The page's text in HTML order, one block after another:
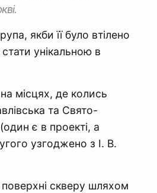
якби її було втілено
унікальною в
місцях, де колись
та Свято-
є в проекті, а
узгоджено з І. В.
поверхні скверу шляхом